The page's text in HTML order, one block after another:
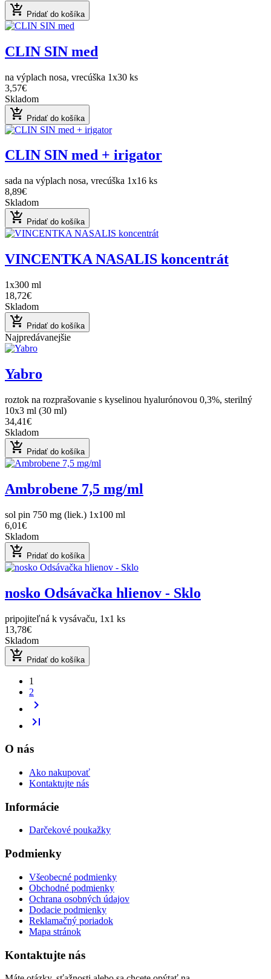
add_shopping_cart Pridať do košíka
CLIN SIN med
na výplach nosa, vrecúška 1x30 ks
3,57€
Skladom
add_shopping_cart Pridať do košíka
CLIN SIN med + irigator
sada na výplach nosa, vrecúška 1x16 ks
8,89€
Skladom
add_shopping_cart Pridať do košíka
VINCENTKA NASALIS koncentrát
1x300 ml
18,72€
Skladom
add_shopping_cart Pridať do košíka
Najpredávanejšie
Yabro
roztok na rozprašovanie s kyselinou hyalurónovou 0,3%, sterilný
10x3 ml (30 ml)
34,41€
Skladom
add_shopping_cart Pridať do košíka
Ambrobene 7,5 mg/ml
sol pin 750 mg (liek.) 1x100 ml
6,01€
Skladom
add_shopping_cart Pridať do košíka
nosko Odsávačka hlienov - Sklo
pripojiteľná k vysávaču, 1x1 ks
13,78€
Skladom
add_shopping_cart Pridať do košíka
1
2
chevron_right
last_page
O nás
Ako nakupovať
Kontaktujte nás
Informácie
Darčekové poukažky
Podmienky
Všeobecné podmienky
Obchodné podmienky
Ochrana osobných údajov
Dodacie podmienky
Reklamačný poriadok
Mapa stránok
Kontaktujte nás